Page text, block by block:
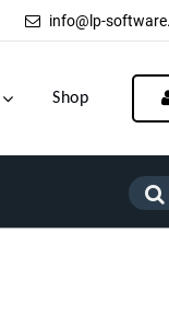
info@lp-
Shop